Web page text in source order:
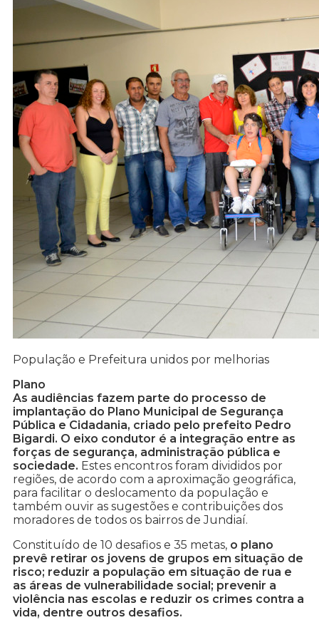
População e Prefeitura unidos por melhorias
Plano
As audiências fazem parte do processo de
implantação do Plano Municipal de Segurança
Pública e Cidadania, criado pelo prefeito Pedro
Bigardi. O eixo condutor é a integração entre as
forças de segurança, administração pública e
sociedade. Estes encontros foram divididos por
regiões, de acordo com a aproximação geográfica,
para facilitar o deslocamento da população e
também ouvir as sugestões e contribuições dos
moradores de todos os bairros de Jundiaí.
Constituído de 10 desafios e 35 metas, o plano
prevê retirar os jovens de grupos em situação de
risco; reduzir a população em situação de rua e
as áreas de vulnerabilidade social; prevenir a
violência nas escolas e reduzir os crimes contra a
vida, dentre outros desafios.